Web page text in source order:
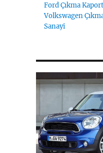
Ford Çıkma
Volkswagen
Sanayi